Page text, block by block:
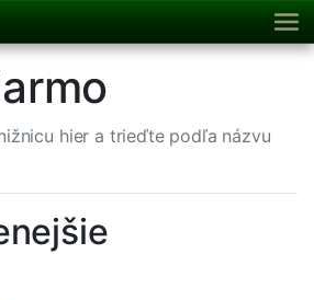
hier a trieďte podľa názvu